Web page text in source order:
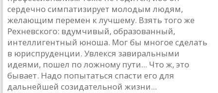
сердечно симпатизирует молодым людям,
желающим перемен к лучшему. Взять того же
Рехневского: вдумчивый, образованный,
интеллигентный юноша. Мог бы многое сделать
в юриспруденции. Увлекся завиральными
идеями, пошел по ложному пути... Что ж, это
бывает. Надо попытаться спасти его для
дальнейшей созидательной жизни...